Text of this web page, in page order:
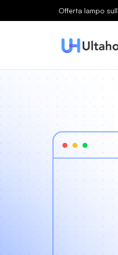
Offerta lampo